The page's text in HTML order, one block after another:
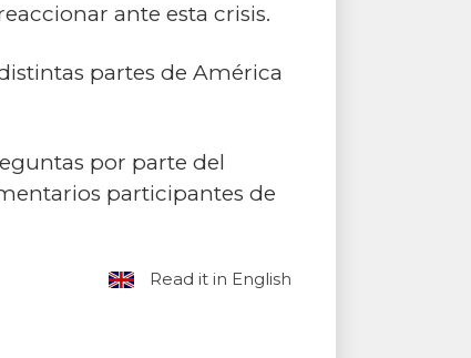
ante esta crisis.
partes de América
por parte del
participantes de
Read it in English